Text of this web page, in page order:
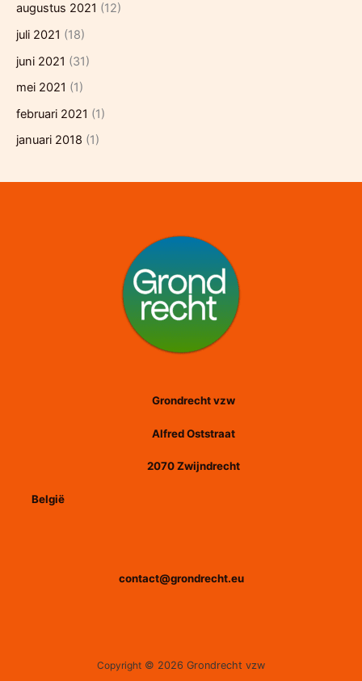
augustus 2021 (12)
juli 2021 (18)
juni 2021 (31)
mei 2021 (1)
februari 2021 (1)
januari 2018 (1)
Grondrecht vzw
Alfred Oststraat
2070 Zwijndrecht
België
contact@grondrecht.eu
Copyright © 2026 Grondrecht vzw